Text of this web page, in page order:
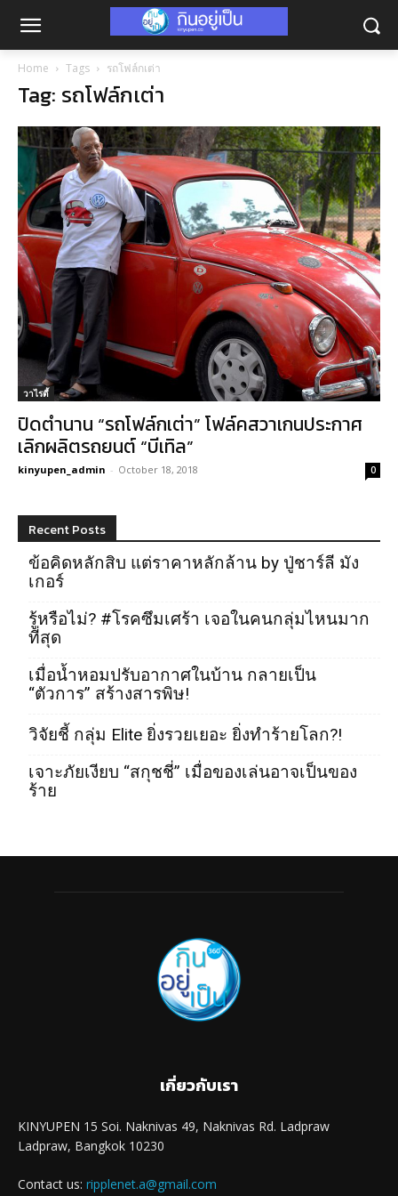
Home Tags รถโฟล์กเต่า
Tag: รถโฟล์กเต่า
วาไรตี้
ปิดตำนาน “รถโฟล์กเต่า” โฟล์คสวาเกนประกาศ
เลิกผลิตรถยนต์ “บีเทิล”
kinyupen_admin - October 18, 2018 0
Recent Posts
ข้อคิดหลักสิบ แต่ราคาหลักล้าน by ปู่ชาร์ลี มัง
เกอร์
รู้หรือไม่? #โรคซึมเศร้า เจอในคนกลุ่มไหนมาก
ที่สุด
เมื่อน้ำหอมปรับอากาศในบ้าน กลายเป็น
“ตัวการ” สร้างสารพิษ!
วิจัยชี้ กลุ่ม Elite ยิ่งรวยเยอะ ยิ่งทำร้ายโลก?!
เจาะภัยเงียบ “สกุชชี่” เมื่อของเล่นอาจเป็นของ
ร้าย
เกี่ยวกับเรา
KINYUPEN 15 Soi. Naknivas 49, Naknivas Rd. Ladpraw
Ladpraw, Bangkok 10230
Contact us: ripplenet.a@gmail.com